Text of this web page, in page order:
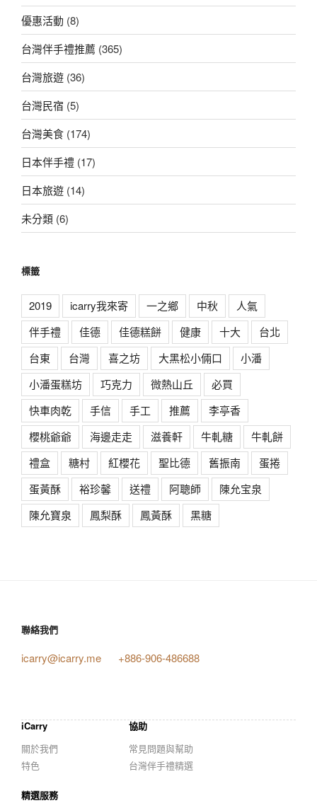
優惠活動 (8)
台灣伴手禮推薦 (365)
台灣旅遊 (36)
台灣民宿 (5)
台灣美食 (174)
日本伴手禮 (17)
日本旅遊 (14)
未分類 (6)
標籤
2019 icarry我來寄 一之鄉 中秋
人氣
伴手禮
佳德 佳德糕餅 健康 十大
台北
台東
台灣 喜之坊 大黑松小倆口
小潘
小潘蛋糕坊
巧克力 微熱山丘
必買
快車肉乾
手信 手工 推薦
李亭香
櫻桃爺爺
海邊走走 滋養軒 牛軋糖
牛軋餅
禮盒
糖村 紅櫻花 聖比德 舊振南
蛋捲
蛋黃酥
裕珍馨 送禮 阿聰師
陳允宝泉
陳允寶泉
鳳梨酥 鳳黃酥 黑糖
聯絡我們
icarry@icarry.me +886-906-486688
iCarry
關於我們
特色
協助
常見問題與幫助
台灣伴手禮精選
精選服務